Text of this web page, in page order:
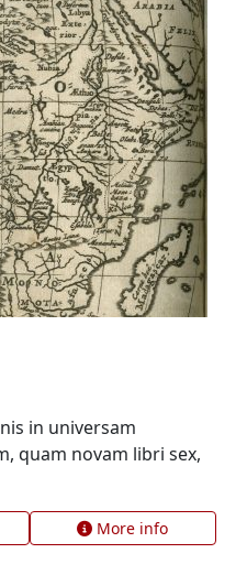
in universam
quam novam libri sex,
More info